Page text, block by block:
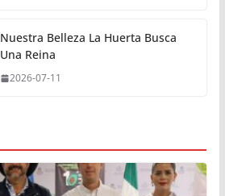
Nuestra Belleza La Huerta Busca
Una Reina
2026-07-11